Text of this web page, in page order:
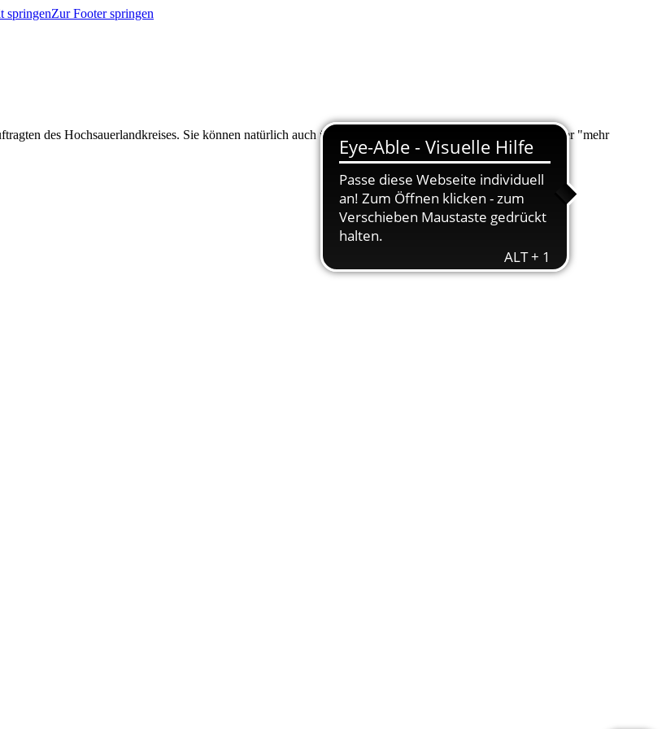
springenZur Footer springen
des Hochsauerlandkreises. Sie können natürlich auch über "Suche" nach Ihrem Anliegen suchen. Unter "mehr